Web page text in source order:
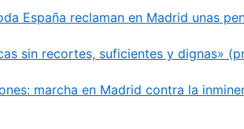
España reclaman en Madrid unas
sin recortes, suficientes y dignas»
marcha en Madrid contra la